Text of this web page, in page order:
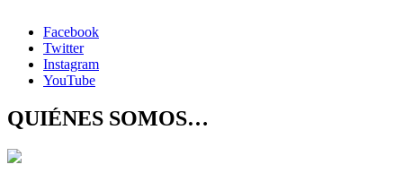
Facebook
Twitter
Instagram
YouTube
QUIÉNES SOMOS…